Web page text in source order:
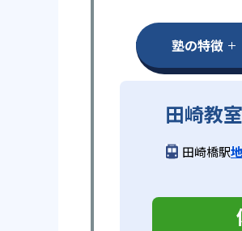
塾の特徴
田崎教室
田崎橋駅